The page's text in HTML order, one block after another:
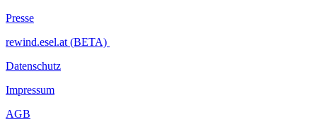
Grieskirchner Bier.
...Mehr lesen
Presse
rewind.esel.at (BETA)
Datenschutz
Impressum
AGB